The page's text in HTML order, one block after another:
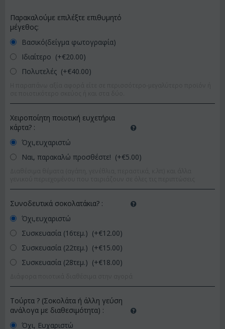
Παρακαλούμε επιλέξτε επιθυμητό
μέγεθος:
Βασικό(δείγμα φωτογραφία)
Ιδιαίτερο (+€20.00)
Πολυτελές (+€40.00)
Χειροποίητη ποιοτική ευχετήρια
κάρτα? :
Όχι,ευχαριστώ
Ναι, παρακαλώ προσθέστε! (+€5.00)
Συνοδευτικά σοκολατάκια? :
Όχι,ευχαριστώ
Συσκευασία (16τεμ.) (+€12.00)
Συσκευασία (22τεμ.) (+€15.00)
Συσκευασία (28τεμ.) (+€18.00)
Τούρτα ? (Σοκολάτα ή άλλη γεύση
ανάλογα με διαθεσιμότητα) :
Όχι, Ευχαριστώ